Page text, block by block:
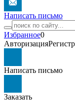
Написать письмо
Избранное0
Авторизация
Написать письмо
Заказать